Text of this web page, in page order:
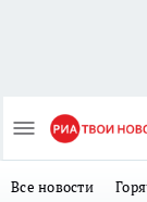
Все новости